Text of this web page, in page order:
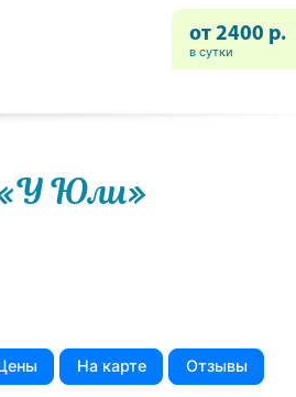
от 2400 р.
в сутки
Юли»
На карте
Отзывы